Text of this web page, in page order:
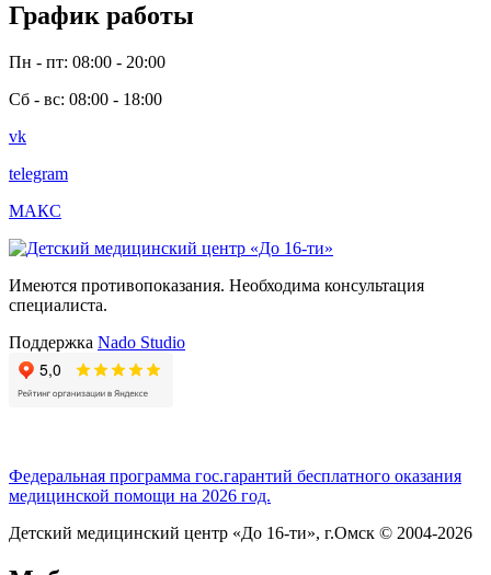
График работы
Пн - пт: 08:00 - 20:00
Сб - вс: 08:00 - 18:00
vk
telegram
МАКС
Имеются противопоказания. Необходима консультация
специалиста.
Поддержка Nado Studio
Федеральная программа гос.гарантий бесплатного оказания
медицинской помощи на 2026 год.
Детский медицинский центр «До 16-ти», г.Омск © 2004-2026